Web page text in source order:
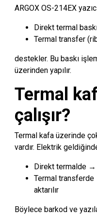
ARGOX OS-214EX
Direkt termal
Termal transfer
destekler. Bu baskı
üzerinden yapılır.
Termal
çalışır?
Termal kafa üzerinde
vardır. Elektrik
Direkt termalde →
Termal
aktarılır
Böylece barkod ve